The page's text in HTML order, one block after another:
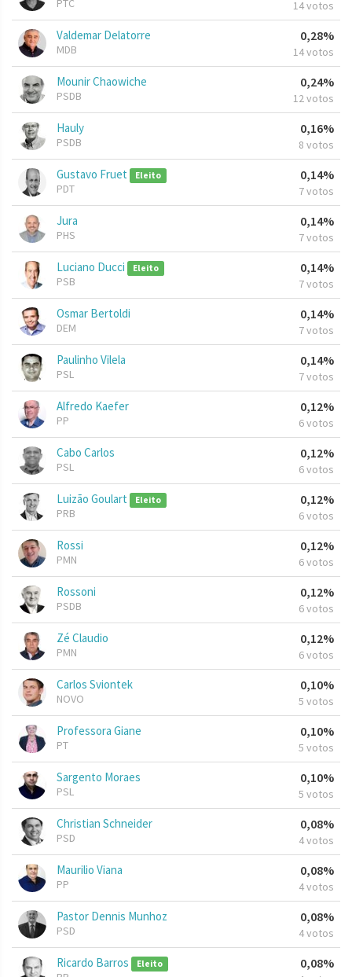
PTC 14 votos
Valdemar Delatorre
MDB
0,28%
14 votos
Mounir Chaowiche
PSDB
0,24%
12 votos
Hauly
PSDB
0,16%
8 votos
Gustavo Fruet Eleito
PDT
0,14%
7 votos
Jura
PHS
0,14%
7 votos
Luciano Ducci Eleito
PSB
0,14%
7 votos
Osmar Bertoldi
DEM
0,14%
7 votos
Paulinho Vilela
PSL
0,14%
7 votos
Alfredo Kaefer
PP
0,12%
6 votos
Cabo Carlos
PSL
0,12%
6 votos
Luizão Goulart Eleito
PRB
0,12%
6 votos
Rossi
PMN
0,12%
6 votos
Rossoni
PSDB
0,12%
6 votos
Zé Claudio
PMN
0,12%
6 votos
Carlos Sviontek
NOVO
0,10%
5 votos
Professora Giane
PT
0,10%
5 votos
Sargento Moraes
PSL
0,10%
5 votos
Christian Schneider
PSD
0,08%
4 votos
Maurilio Viana
PP
0,08%
4 votos
Pastor Dennis Munhoz
PSD
0,08%
4 votos
Ricardo Barros Eleito 0,08%